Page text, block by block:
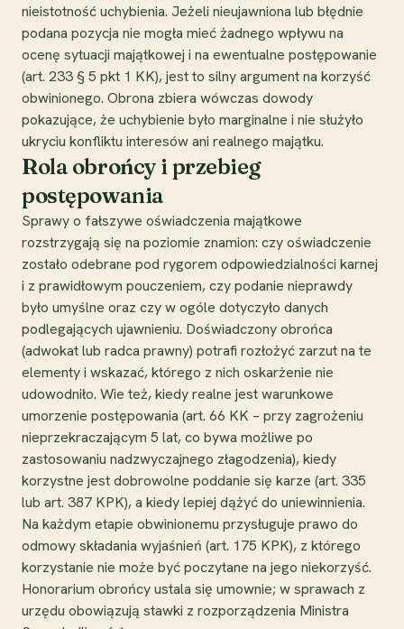
nieistotność uchybienia. Jeżeli nieujawniona lub błędnie
podana pozycja nie mogła mieć żadnego wpływu na
ocenę sytuacji majątkowej i na ewentualne postępowanie
(art. 233 § 5 pkt 1 KK), jest to silny argument na korzyść
obwinionego. Obrona zbiera wówczas dowody
pokazujące, że uchybienie było marginalne i nie służyło
ukryciu konfliktu interesów ani realnego majątku.
Rola obrońcy i przebieg
postępowania
Sprawy o fałszywe oświadczenia majątkowe
rozstrzygają się na poziomie znamion: czy oświadczenie
zostało odebrane pod rygorem odpowiedzialności karnej
i z prawidłowym pouczeniem, czy podanie nieprawdy
było umyślne oraz czy w ogóle dotyczyło danych
podlegających ujawnieniu. Doświadczony obrońca
(adwokat lub radca prawny) potrafi rozłożyć zarzut na te
elementy i wskazać, którego z nich oskarżenie nie
udowodniło. Wie też, kiedy realne jest warunkowe
umorzenie postępowania (art. 66 KK – przy zagrożeniu
nieprzekraczającym 5 lat, co bywa możliwe po
zastosowaniu nadzwyczajnego złagodzenia), kiedy
korzystne jest dobrowolne poddanie się karze (art. 335
lub art. 387 KPK), a kiedy lepiej dążyć do uniewinnienia.
Na każdym etapie obwinionemu przysługuje prawo do
odmowy składania wyjaśnień (art. 175 KPK), z którego
korzystanie nie może być poczytane na jego niekorzyść.
Honorarium obrońcy ustala się umownie; w sprawach z
urzędu obowiązują stawki z rozporządzenia Ministra